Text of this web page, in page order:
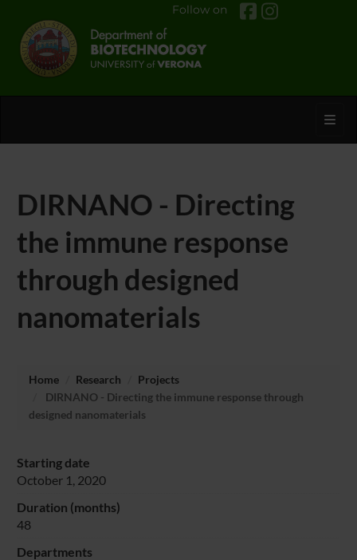
Follow on
DIRNANO - Directing
the immune response
through designed
nanomaterials
Home Research
Projects
DIRNANO - Directing the immune response through
designed nanomaterials
Starting date
October 1, 2020
Duration (months)
48
Departments